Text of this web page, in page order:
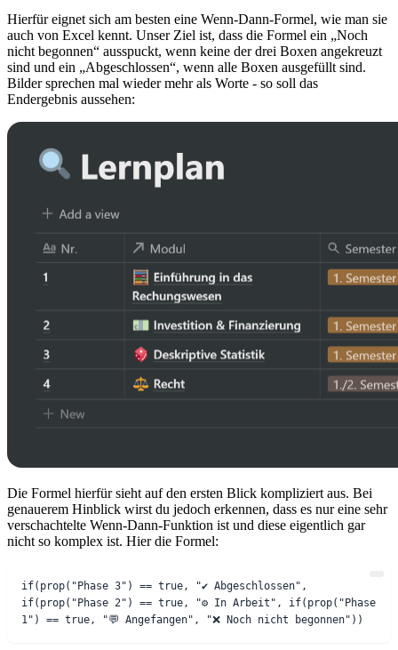
Hierfür eignet sich am besten eine Wenn-Dann-Formel, wie man sie
auch von Excel kennt. Unser Ziel ist, dass die Formel ein „Noch
nicht begonnen“ ausspuckt, wenn keine der drei Boxen angekreuzt
sind und ein „Abgeschlossen“, wenn alle Boxen ausgefüllt sind.
Bilder sprechen mal wieder mehr als Worte - so soll das
Endergebnis aussehen:
Die Formel hierfür sieht auf den ersten Blick kompliziert aus. Bei
genauerem Hinblick wirst du jedoch erkennen, dass es nur eine sehr
verschachtelte Wenn-Dann-Funktion ist und diese eigentlich gar
nicht so komplex ist. Hier die Formel:
if(prop("Phase 3") == true, "✔ Abgeschlossen",
if(prop("Phase 2") == true, "⚙ In Arbeit", if(prop("Phase